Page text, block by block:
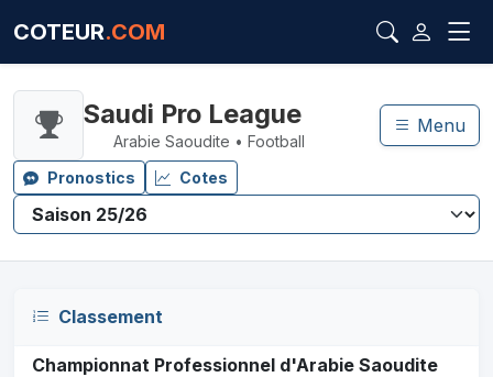
COTEUR.COM
Saudi Pro League
Arabie Saoudite • Football
Menu
Pronostics Cotes
Classement
Championnat Professionnel d'Arabie Saoudite